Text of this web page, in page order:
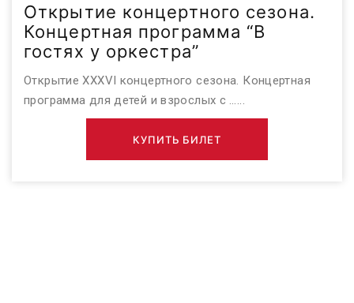
Открытие концертного сезона.
Концертная программа “В
гостях у оркестра”
Открытие XXXVI концертного сезона. Концертная
программа для детей и взрослых с …...
КУПИТЬ БИЛЕТ